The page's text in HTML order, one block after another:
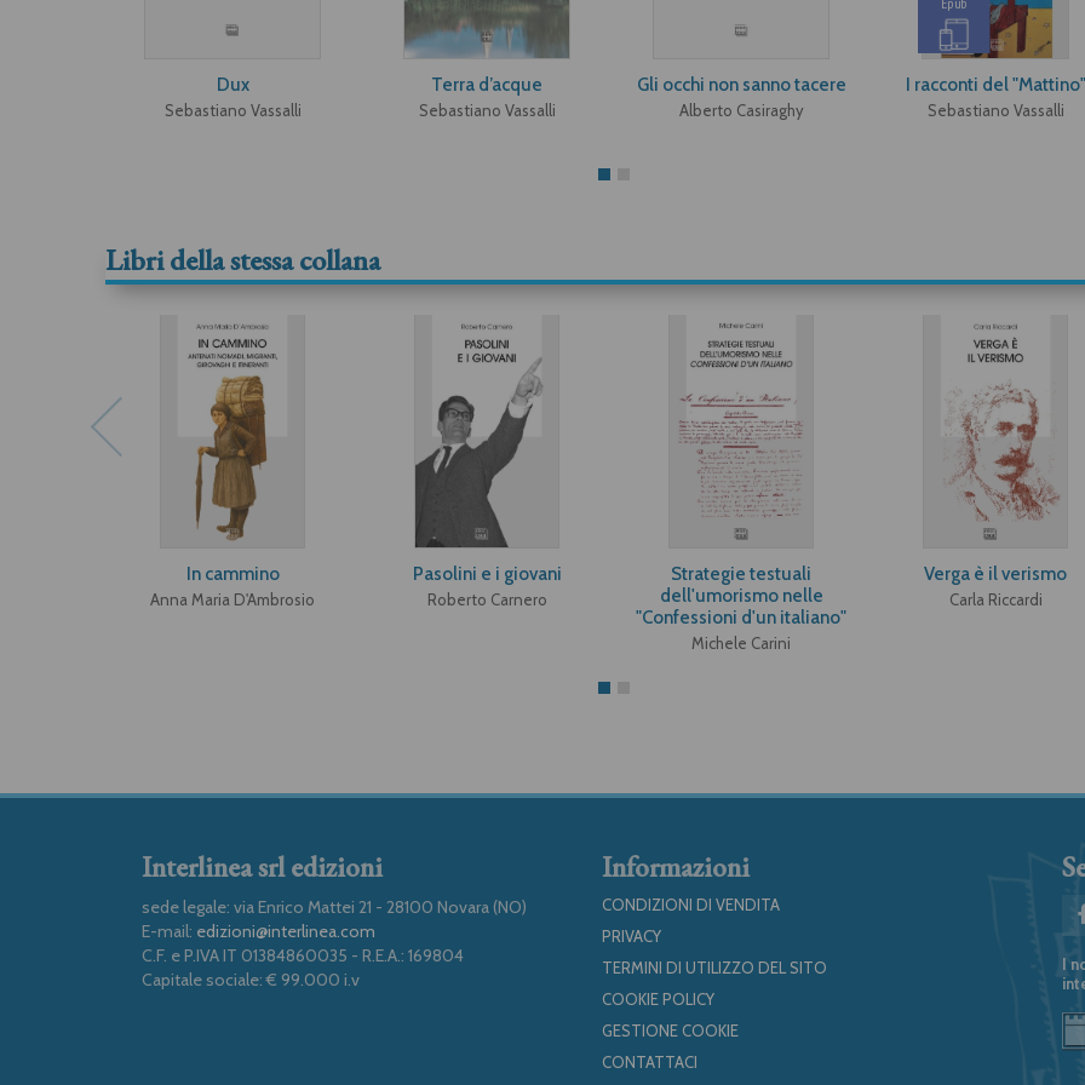
Dux
Sebastiano Vassalli
Terra d’acque
Sebastiano Vassalli
Gli occhi non sanno tacere
Alberto Casiraghy
Epub
I racconti del "Mattino"
Sebastiano Vassalli
Libri della stessa collana
In cammino
Anna Maria D'Ambrosio
Pasolini e i giovani
Roberto Carnero
Strategie testuali
dell'umorismo nelle
"Confessioni d'un italiano"
Michele Carini
Verga è il verismo
Carla Riccardi
Interlinea srl edizioni
sede legale: via Enrico Mattei 21 - 28100 Novara (NO)
E-mail: edizioni@interlinea.com
C.F. e P.IVA IT 01384860035 - R.E.A.: 169804
Capitale sociale: € 99.000 i.v
Informazioni
CONDIZIONI DI VENDITA
PRIVACY
TERMINI DI UTILIZZO DEL SITO
COOKIE POLICY
GESTIONE COOKIE
CONTATTACI
I